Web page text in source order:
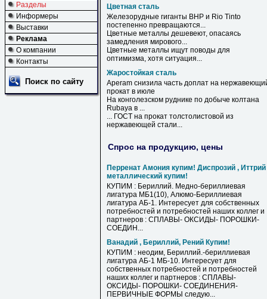
Разделы
Информеры
Выставки
Реклама
О компании
Контакты
Поиск по сайту
Цветная сталь
Железорудные гиганты BHP и Rio Tinto
постепенно превращаются...
Цветные металлы дешевеют, опасаясь
замедления мирового...
Цветные металлы ищут поводы для
оптимизма, хотя ситуация...
Жаростойкая сталь
Aperam снизила часть доплат на
прокат в июле
На конголезском руднике по добыче колтана
Rubaya в ...
... ГОСТ на прокат толстолистовой из
нержавеющей стали...
Спрос на продукцию, цены
Перренат Амония купим! Диспрозий , Иттрий
металлический купим!
КУПИМ : Бериллий. Медно-бериллиевая
лигатура МБ1(10), Алюмо-Бериллиевая
лигатура АБ-1. Интересует для собственных
потребностей и потребностей наших коллег и
партнеров : СПЛАВЫ- ОКСИДЫ- ПОРОШКИ-
СОЕДИН...
Ванадий , Бериллий, Рений Купим!
КУПИМ : неодим, Бериллий.-бериллиевая
лигатура АБ-1 МБ-10. Интересует для
собственных потребностей и потребностей
наших коллег и партнеров : СПЛАВЫ-
ОКСИДЫ- ПОРОШКИ- СОЕДИНЕНИЯ-
ПЕРВИЧНЫЕ ФОРМЫ следую...